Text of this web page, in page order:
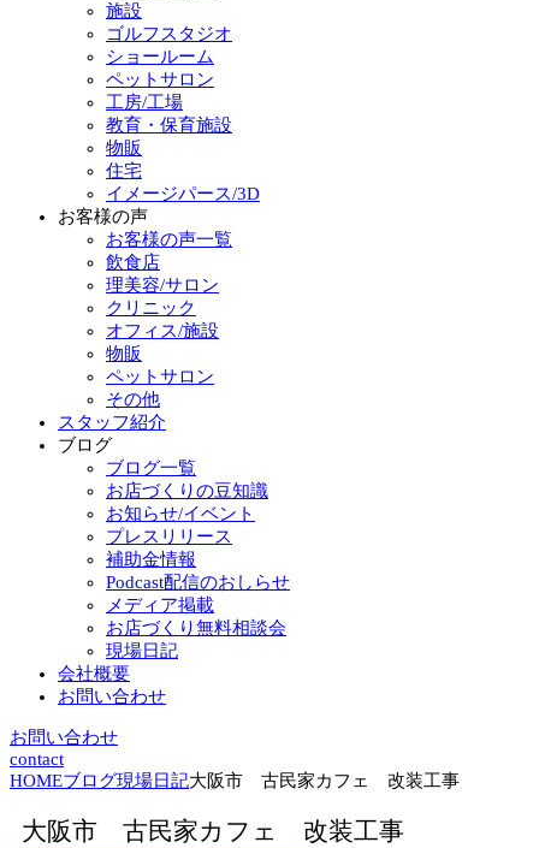
施設
ゴルフスタジオ
ショールーム
ペットサロン
工房/工場
教育・保育施設
物販
住宅
イメージパース/3D
お客様の声
お客様の声一覧
飲食店
理美容/サロン
クリニック
オフィス/施設
物販
ペットサロン
その他
スタッフ紹介
ブログ
ブログ一覧
お店づくりの豆知識
お知らせ/イベント
プレスリリース
補助金情報
Podcast配信のおしらせ
メディア掲載
お店づくり無料相談会
現場日記
会社概要
お問い合わせ
お問い合わせ
contact
HOMEブログ現場日記大阪市 古民家カフェ 改装工事
大阪市 古民家カフェ 改装工事